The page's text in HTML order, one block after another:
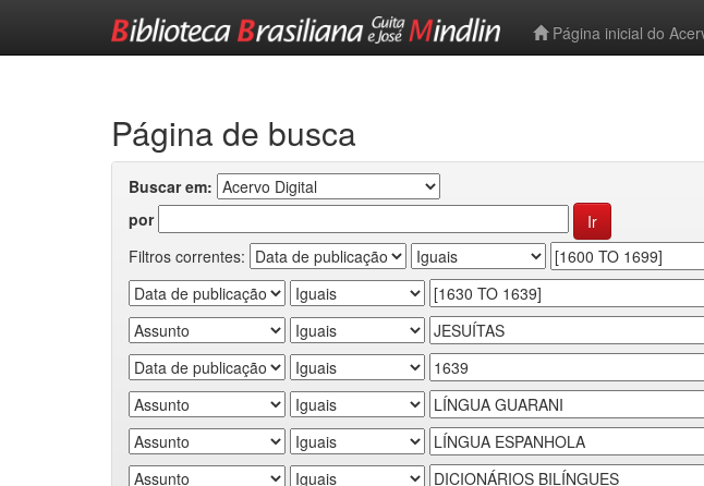
Página inicial do
Página de busca
Buscar em:
por
Filtros correntes: